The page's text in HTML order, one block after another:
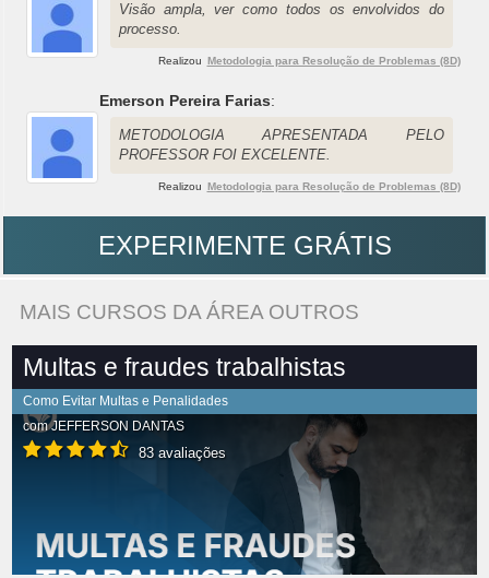
Visão ampla, ver como todos os envolvidos do
processo.
Realizou Metodologia para Resolução de Problemas (8D)
Emerson Pereira Farias:
METODOLOGIA APRESENTADA PELO
PROFESSOR FOI EXCELENTE.
Realizou Metodologia para Resolução de Problemas (8D)
EXPERIMENTE GRÁTIS
MAIS CURSOS DA ÁREA OUTROS
Multas e fraudes trabalhistas
Como Evitar Multas e Penalidades
comJEFFERSON DANTAS
83 avaliações